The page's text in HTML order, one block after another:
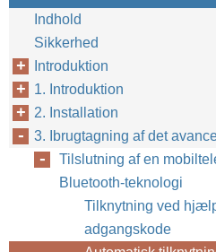
Indhold
Sikkerhed
Introduktion
1. Introduktion
2. Installation
3. Ibrugtagning af det
Tilslutning af en
Bluetooth-teknologi
Tilknytning ved
adgangskode